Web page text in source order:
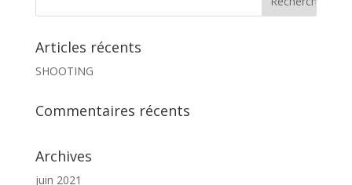
Articles récents
SHOOTING
Commentaires récents
Archives
juin 2021